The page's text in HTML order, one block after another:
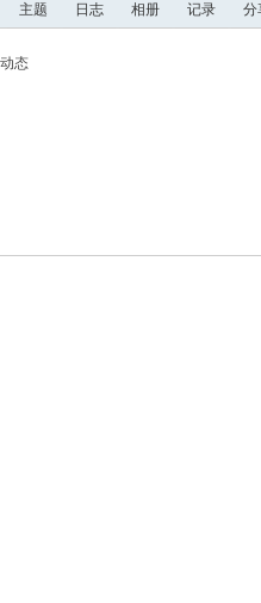
主题 日志 相册 记录 分
态